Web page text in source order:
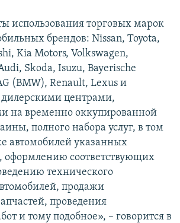
КРЫМА
RL
использования торговых марок
брендов: Nissan, Toyota,
Kia Motors, Volkswagen,
Skoda, Isuzu, Bayerische
(BMW), Renault, Lexus и
дилерскими центрами,
на временно оккупированной
полного набора услуг, в том
автомобилей указанных
оформлению соответствующих
технического
продажи
проведения
и тому подобное», – говорится в